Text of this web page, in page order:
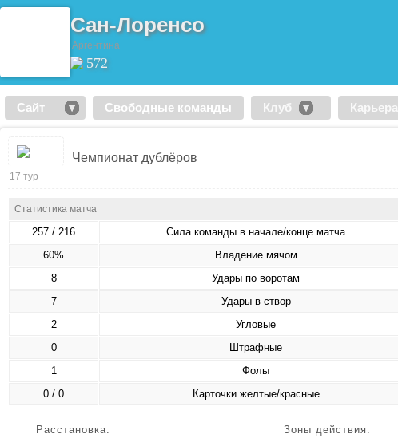
Сан-Лоренсо
Аргентина
572
Сайт Свободные команды Клуб Карьера
Чемпионат дублёров
17 тур
Статистика матча
257 / 216 Сила команды в начале/конце матча
60%
Владение мячом
8
Удары по воротам
7
Удары в створ
2
Угловые
0
Штрафные
1
Фолы
0 / 0
Карточки желтые/красные
Расстановка: Зоны действия: